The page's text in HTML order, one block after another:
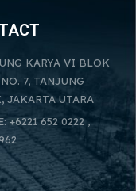
KARYA VI BLOK
7, TANJUNG
JAKARTA UTARA
+6221 652 0222 ,